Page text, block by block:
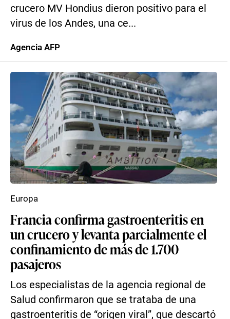
crucero MV Hondius dieron positivo para el
virus de los Andes, una ce...
Agencia AFP
Francia confirma gastroenteritis en
un crucero y levanta parcialmente el
confinamiento de más de 1.700
pasajeros
Los especialistas de la agencia regional de
Salud confirmaron que se trataba de una
gastroenteritis de “origen viral”, que descartó
Europa